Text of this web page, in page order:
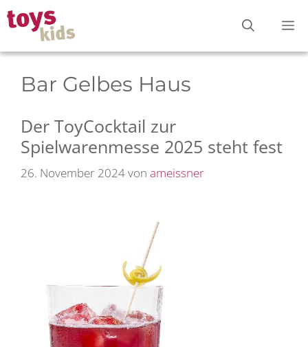
Zum
Inhalt
springen
Bar Gelbes Haus
Der ToyCocktail zur
Spielwarenmesse 2025 steht fest
26. November 2024von ameissner